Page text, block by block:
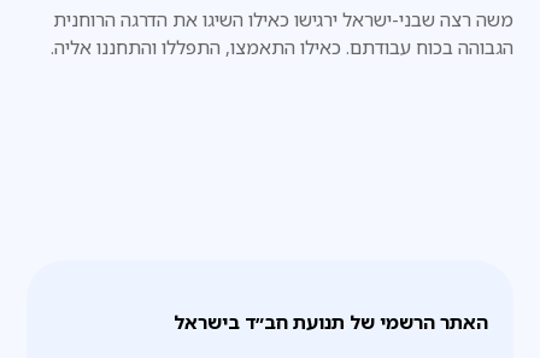
משה רצה שבני-ישראל ירגישו כאילו השיגו את הדרגה הרוחנית
הגבוהה בכוח עבודתם. כאילו התאמצו, התפללו והתחננו אליה.
האתר הרשמי של תנועת חב״ד בישראל